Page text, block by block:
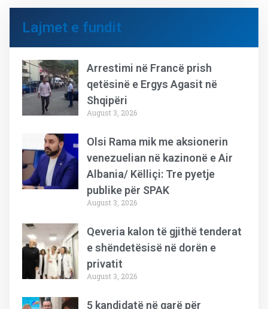
Lajmet e fundit
Arrestimi në Francë prish
qetësinë e Ergys Agasit në
Shqipëri
August 3, 2026
Olsi Rama mik me aksionerin
venezuelian në kazinonë e Air
Albania/ Këlliçi: Tre pyetje
publike për SPAK
August 3, 2026
Qeveria kalon të gjithë tenderat
e shëndetësisë në dorën e
privatit
August 3, 2026
5 kandidatë në garë për